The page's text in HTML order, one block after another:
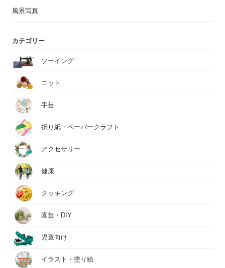
風景写真
カテゴリー
ソーイング
ニット
手芸
折り紙・ペーパークラフト
アクセサリー
健康
クッキング
園芸・DIY
児童向け
イラスト・塗り絵